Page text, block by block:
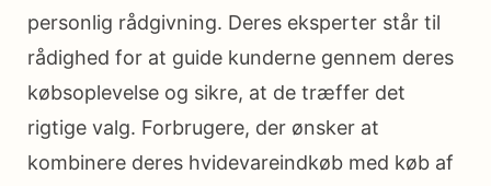
personlig rådgivning. Deres eksperter står til
rådighed for at guide kunderne gennem deres
købsoplevelse og sikre, at de træffer det
rigtige valg. Forbrugere, der ønsker at
kombinere deres hvidevareindkøb med køb af